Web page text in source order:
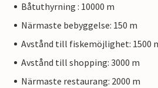
Båtuthyrning : 10000 m
Närmaste bebyggelse: 150 m
Avstånd till fiskemöjlighet: 1500
Avstånd till shopping: 3000 m
Närmaste restaurang: 2000 m